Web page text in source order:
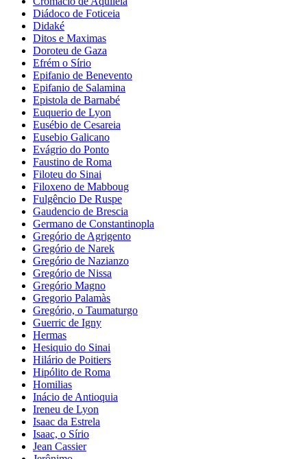
Diádoco de Foticeia
Didaké
Ditos e Maximas
Doroteu de Gaza
Efrém o Sírio
Epifanio de Benevento
Epifanio de Salamina
Epistola de Barnabé
Euquerio de Lyon
Eusébio de Cesareia
Eusebio Galicano
Evágrio do Ponto
Faustino de Roma
Filoteu do Sinai
Filoxeno de Mabboug
Fulgêncio De Ruspe
Gaudencio de Brescia
Germano de Constantinopla
Gregório de Agrigento
Gregório de Narek
Gregório de Nazianzo
Gregório de Nissa
Gregório Magno
Gregorio Palamàs
Gregório, o Taumaturgo
Guerric de Igny
Hermas
Hesiquio do Sinai
Hilário de Poitiers
Hipólito de Roma
Homilias
Inácio de Antioquia
Ireneu de Lyon
Isaac da Estrela
Isaac, o Sírio
Jean Cassier